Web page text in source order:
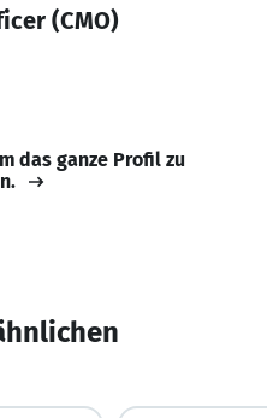
(CMO)
das ganze Profil zu